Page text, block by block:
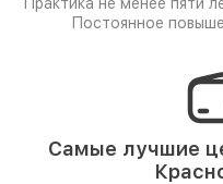
Постоянное
Самые лучшие